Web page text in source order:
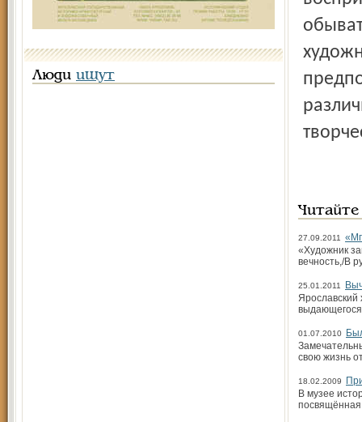
Люди ищут
27.09.2011
«Художник
вечность,/В
25.01.2011
Ярославский
выдающегося
01.07.2010
свою жизнь
18.02.2009
В музее
посвящённая